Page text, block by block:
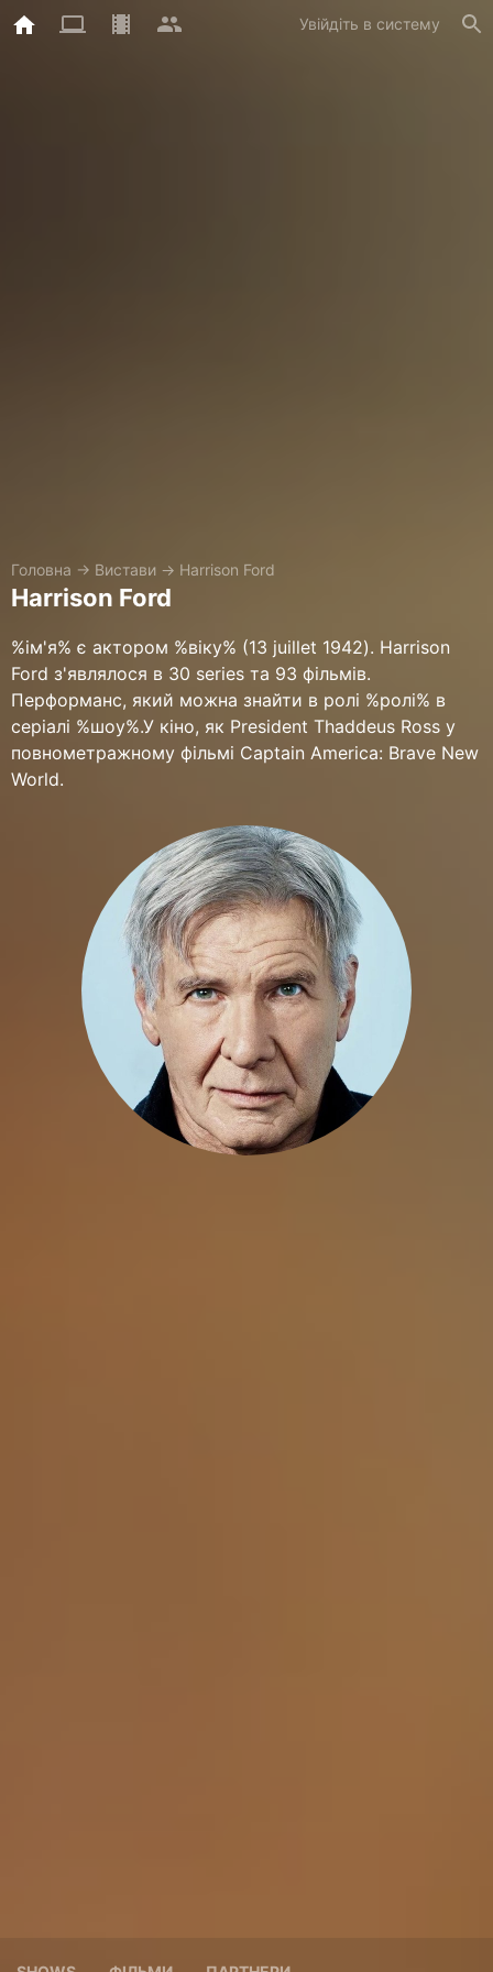
Увійдіть в систему
Головна → Вистави → Harrison Ford
Harrison Ford
%ім'я% є актором %віку% (13 juillet 1942). Harrison
Ford з'являлося в 30 series та 93 фільмів.
Перформанс, який можна знайти в ролі %ролі% в
серіалі %шоу%.У кіно, як President Thaddeus Ross у
повнометражному фільмі Captain America: Brave New
World.